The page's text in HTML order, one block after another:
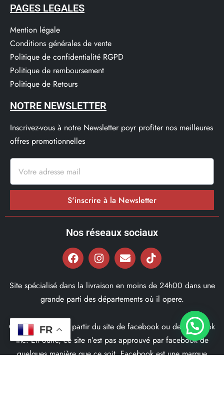
PAGES LEGALES
Mention légale
Conditions générales de vente
Politique de confidentialité RGPD
Politique de remboursement
Politique de Retours
NOTRE NEWSLETTER
Inscrivez-vous à notre Newsletter poyr profiter nos meilleures
offres promotionnelles
S'inscrire à la Newsletter
Nos réseaux sociaux
Site spécialisé dans la livraison en moins de 24h00 dans une
grande parti des départements où il opere.
Ce site ne fait pas partir du site de facebook ou de facebook
inc. En outre, ce site n’est pas approuvé par facebook de
quelques manière que ce soit. Facebook est une marque
FR